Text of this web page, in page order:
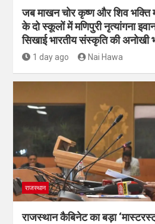
जब माखन चोर कृष्ण और शिव
के दो स्कूलों में मणिपुरी नृत्यांगना
सिखाई भारतीय संस्कृति की अनोखी
1 day ago Nai Hawa
राजस्थान
राजस्थान कैबिनेट का बड़ा